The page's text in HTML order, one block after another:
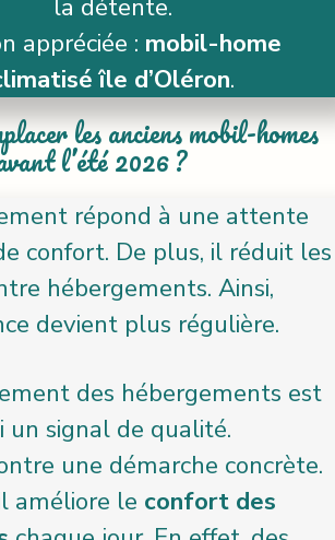
appréciée : mobil-home
île d’Oléron.
les anciens mobil-homes
l’été 2026 ?
répond à une attente
confort. De plus, il réduit les
hébergements. Ainsi,
devient plus régulière.
des hébergements est
un signal de qualité.
une démarche concrète.
améliore le confort des